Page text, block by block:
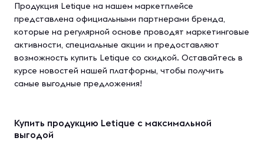
Продукция Letique на нашем маркетплейсе
представлена официальными партнерами бренда,
которые на регулярной основе проводят маркетинговые
активности, специальные акции и предоставляют
возможность купить Letique со скидкой. Оставайтесь в
курсе новостей нашей платформы, чтобы получить
самые выгодные предложения!
Купить продукцию Letique с максимальной
выгодой